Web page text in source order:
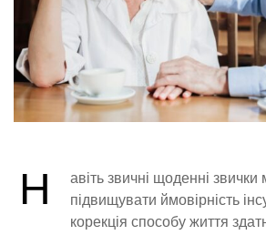
Н
авіть звичні щоденні
підвищувати ймовірність
корекція способу життя